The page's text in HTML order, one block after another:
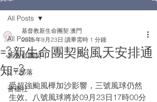
All Posts
新生命團契
S.Y.部落
薈穗社
All Posts
💨新生命團契颱風天安排通
知💨
基督教新生命團契 澳門
2025年9月23日 讀畢需時 1 分鐘
受超強颱風樺加沙影響，三號風球仍然
生效。八號風球將於09月23日17時00分